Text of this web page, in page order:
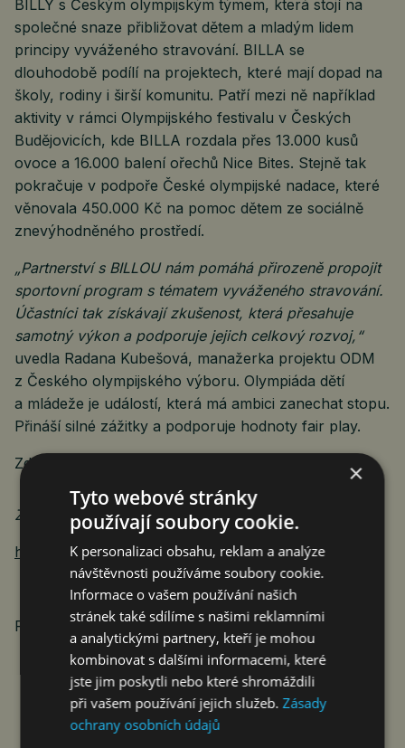
BILLY s Českým olympijským týmem, která stojí na
společné snaze přibližovat dětem a mladým lidem
principy vyváženého stravování. BILLA se
dlouhodobě podílí na projektech, které mají dopad na
školy, rodiny i širší komunitu. Patří mezi ně například
aktivity v rámci Olympijského festivalu v Českých
Budějovicích, kde BILLA rozdala přes 13.000 kusů
ovoce a 16.000 balení ořechů Nice Bites. Stejně tak
pokračuje v podpoře České olympijské nadace, které
věnovala 450.000 Kč na pomoc dětem ze sociálně
znevýhodněného prostředí.
„Partnerství s BILLOU nám pomáhá přirozeně propojit
sportovní program s tématem vyváženého stravování.
Účastníci tak získávají zkušenost, která přesahuje
samotný výkon a podporuje jejich celkový rozvoj,“
uvedla Radana Kubešová, manažerka projektu ODM
z Českého olympijského výboru. Olympiáda dětí
a mládeže je událostí, která má ambici zanechat stopu.
Přináší silné zážitky a podporuje hodnoty fair play.
Zdroj foto:
Zdroj: BILLA ČR
https://www.billa.cz
PROTEXT
×
Tyto webové stránky
používají soubory cookie.
K personalizaci obsahu, reklam a analýze
návštěvnosti používáme soubory cookie.
Informace o vašem používání našich
stránek také sdílíme s našimi reklamními
a analytickými partnery, kteří je mohou
kombinovat s dalšími informacemi, které
jste jim poskytli nebo které shromáždili
při vašem používání jejich služeb.Zásady
ochrany osobních údajů